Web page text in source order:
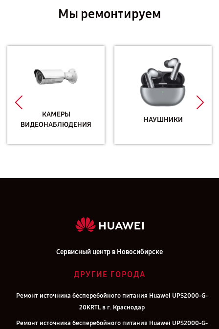
Мы ремонтируем
КАМЕРЫ
ВИДЕОНАБЛЮДЕНИЯ
НАУШНИКИ
Сервисный центр в Новосибирске
ДРУГИЕ ГОРОДА
Ремонт источника бесперебойного питания Huawei UPS2000-G-
20KRTL в г. Краснодар
Ремонт источника бесперебойного питания Huawei UPS2000-G-